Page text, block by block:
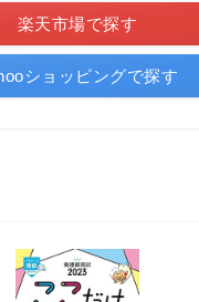
楽天市場で探す
ショッピングで探す